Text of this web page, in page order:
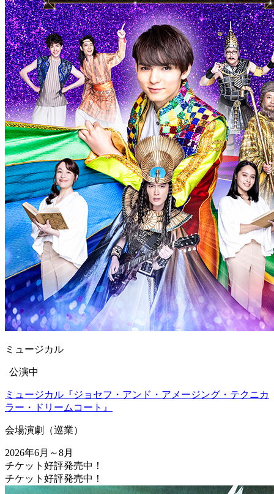
ミュージカル
公演中
ミュージカル『ジョセフ・アンド・アメージング・テクニカ
ラー・ドリームコート』
会場演劇（巡業）
2026年6月～8月
チケット好評発売中！
チケット好評発売中！